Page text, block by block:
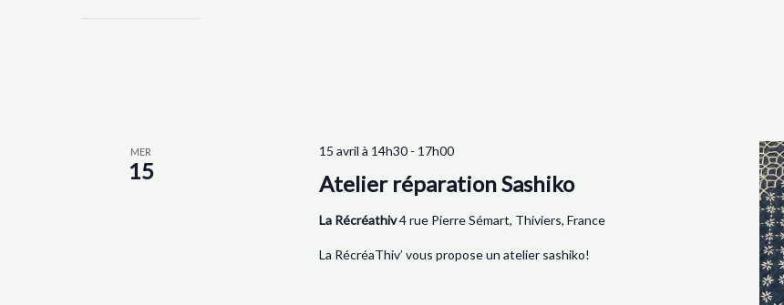
MER
15 Atelier réparation Sashiko
15 avril à 14h30 - 17h00
La Récréathiv4 rue Pierre Sémart, Thiviers, France
La RécréaThiv’ vous propose un atelier sashiko!